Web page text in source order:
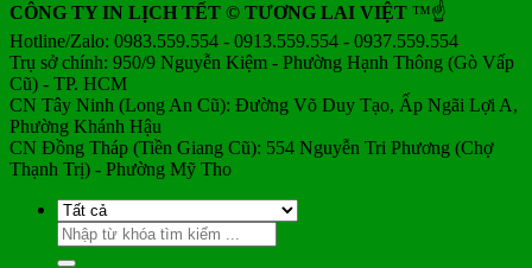
CÔNG TY IN LỊCH TẾT © TƯƠNG LAI VIỆT ™☝️
Hotline/Zalo: 0983.559.554 - 0913.559.554 - 0937.559.554
Trụ sở chính: 950/9 Nguyễn Kiệm - Phường Hạnh Thông (Gò Vấp
Cũ) - TP. HCM
CN Tây Ninh (Long An Cũ): Đường Võ Duy Tạo, Ấp Ngãi Lợi A,
Phường Khánh Hậu
CN Đồng Tháp (Tiền Giang Cũ): 554 Nguyễn Tri Phương (Chợ
Thạnh Trị) - Phường Mỹ Tho
Tìm
kiếm: